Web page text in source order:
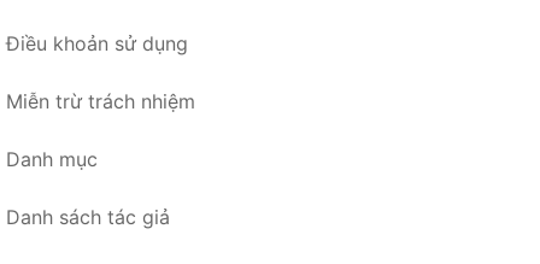
Điều khoản sử dụng
Miễn trừ trách nhiệm
Danh mục
Danh sách tác giả